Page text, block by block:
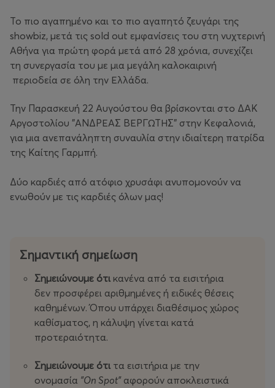
Το πιο αγαπημένο και το πιο αγαπητό ζευγάρι της
showbiz, μετά τις sold out εμφανίσεις του στη νυχτερινή
Αθήνα για πρώτη φορά μετά από 28 χρόνια, συνεχίζει
τη συνεργασία του με μια μεγάλη καλοκαιρινή
περιοδεία σε όλη την Ελλάδα.
Την Παρασκευή 22 Αυγούστου θα βρίσκονται στο ΔΑΚ
Αργοστολίου "ΑΝΔΡΕΑΣ ΒΕΡΓΩΤΗΣ" στην Κεφαλονιά,
για μια ανεπανάληπτη συναυλία στην ιδιαίτερη πατρίδα
της Καίτης Γαρμπή.
Δύο καρδιές από ατόφιο χρυσάφι ανυπομονούν να
ενωθούν με τις καρδιές όλων μας!
Σημαντική σημείωση
Σημειώνουμε ότι κανένα από τα εισιτήρια
δεν προσφέρει αριθμημένες ή ειδικές θέσεις
καθημένων. Όπου υπάρχει διαθέσιμος χώρος
καθίσματος, η κάλυψη γίνεται κατά
προτεραιότητα.
Σημειώνουμε ότι τα εισιτήρια με την
ονομασία "On Spot"αφορούν αποκλειστικά